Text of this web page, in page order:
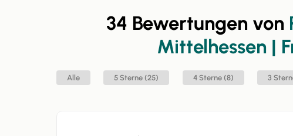
34 Bewertungen von
Mittelhessen |
Alle 5 Sterne (25) 4 Sterne (8) 3